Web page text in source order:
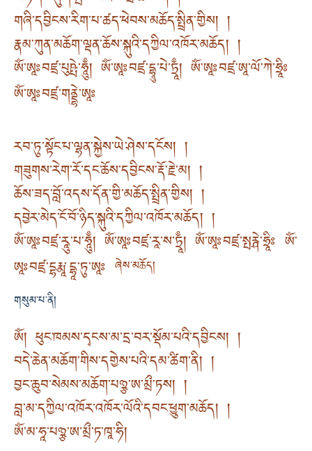
གཞི་དབྱིངས་རིག་པ་ཚད་ཕེབས་མཆོད་སྤྲིན་གྱིས། །
རྣམ་ཀུན་མཆོག་ལྡན་ཆོས་སྐུའི་དཀྱིལ་འཁོར་མཆོད། །
ཨོཾ་ཨཱཿབཛྲ་པུཥྤེ་ཧཱུྃ། ཨོཾ་ཨཱཿབཛྲ་དྷཱུ་པེ་ཏྲཱྃ། ཨོཾ་ཨཱཿབཛྲ་ཨཱ་ལོ་ཀེ་ཧྲཱིཿ
ཨོཾ་ཨཱཿབཛྲ་གནྡྷེ་ཨཱཿ
རབ་ཏུ་སྟོང་པ་ལྷན་སྐྱེས་ཡེ་ཤེས་དངོས། །
གཟུགས་རེག་རོ་དང་ཆོས་དབྱིངས་རྡོ་རྗེ་མ། །
ཆོས་ཟད་བློ་འདས་དོན་གྱི་མཆོད་སྤྲིན་གྱིས། །
དབྱེར་མེད་ངོ་བོ་ཉིད་སྐུའི་དཀྱིལ་འཁོར་མཆོད། །
ཨོཾ་ཨཱཿབཛྲ་རཱུ་པ་ཧཱུྃ། ཨོཾ་ཨཱཿབཛྲ་རཱ་ས་ཏྲཱྃ། ཨོཾ་ཨཱཿབཛྲ་སྤརྴེ་ཧྲཱིཿ ཨོཾ་
ཨཱཿབཛྲ་དྷརྨཱ་དྷཱ་ཏུ་ཨཱཿ ཞེས་མཆོད།
གསུམ་པ་ནི།
ཨོཾ། ཕུང་ཁམས་དྭངས་མ་དྲ་བར་སྡོམ་པའི་དབྱིངས། །
བདེ་ཆེན་མཆོག་གིས་དགྱེས་པའི་དམ་ཚིག་ནི། །
བྱང་ཆུབ་སེམས་མཆོག་པཉྩ་ཨ་མྲྀ་ཏས། །
བླ་མ་དཀྱིལ་འཁོར་འཁོར་ལོའི་དབང་ཕྱུག་མཆོད། །
ཨོཾ་མ་ཧཱ་པཉྩ་ཨ་མྲྀ་ཏ་ཁཱ་ཧི།